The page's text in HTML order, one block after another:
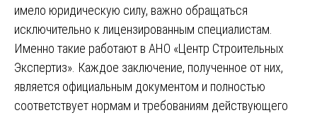
имело юридическую силу, важно обращаться
исключительно к лицензированным специалистам.
Именно такие работают в АНО «Центр Строительных
Экспертиз». Каждое заключение, полученное от них,
является официальным документом и полностью
соответствует нормам и требованиям действующего